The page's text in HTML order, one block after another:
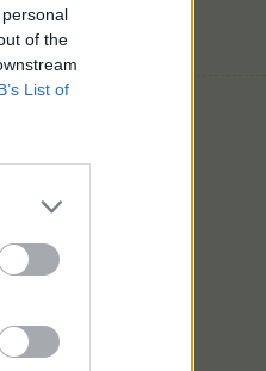
of the
List of
34